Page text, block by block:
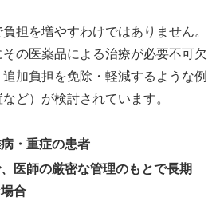
担を増やすわけではありません。
の医薬品による治療が必要不可欠
加負担を免除・軽減するような例
ど）が検討されています。
・重症の患者
医師の厳密な管理のもとで長期
合